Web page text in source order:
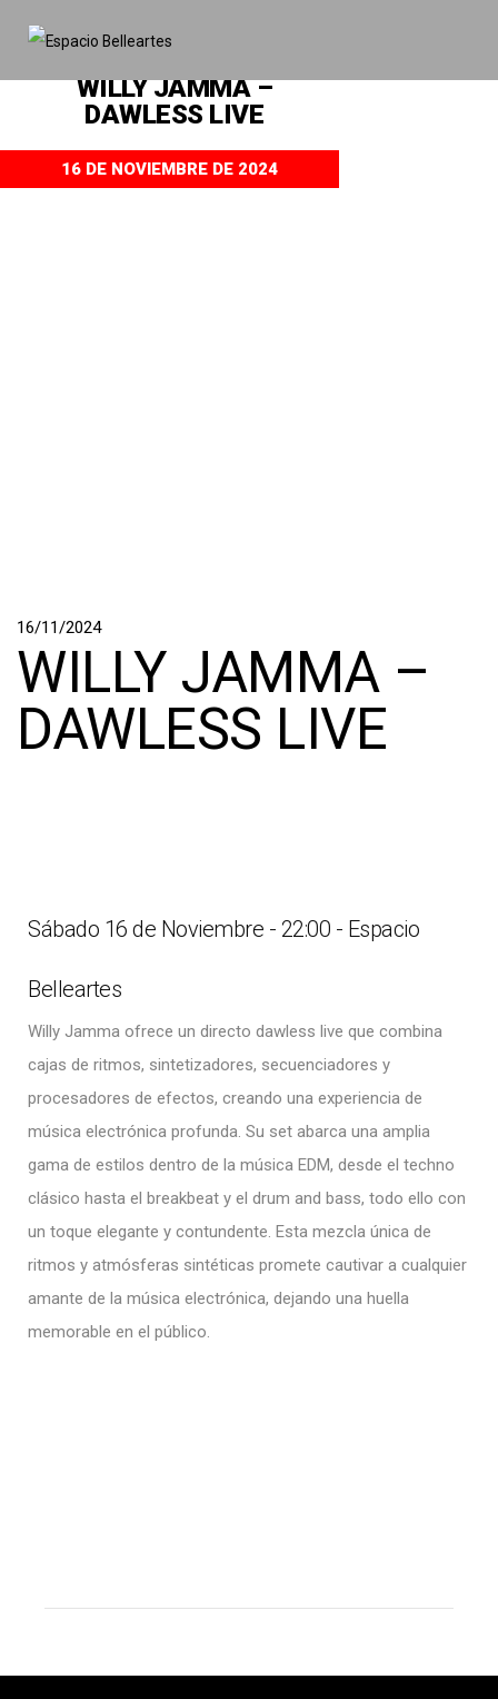
WILLY JAMMA –
DAWLESS LIVE
16 DE NOVIEMBRE DE 2024
16/11/2024
WILLY JAMMA –
DAWLESS LIVE
Sábado 16 de Noviembre - 22:00 - Espacio
Belleartes
Willy Jamma ofrece un directo dawless live que combina
cajas de ritmos, sintetizadores, secuenciadores y
procesadores de efectos, creando una experiencia de
música electrónica profunda. Su set abarca una amplia
gama de estilos dentro de la música EDM, desde el techno
clásico hasta el breakbeat y el drum and bass, todo ello con
un toque elegante y contundente. Esta mezcla única de
ritmos y atmósferas sintéticas promete cautivar a cualquier
amante de la música electrónica, dejando una huella
memorable en el público.